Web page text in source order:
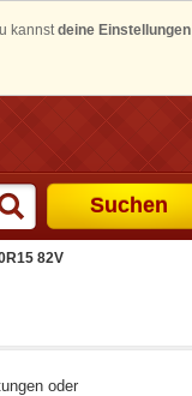
kannstdeine Einstellungen
Suchen
82V
oder